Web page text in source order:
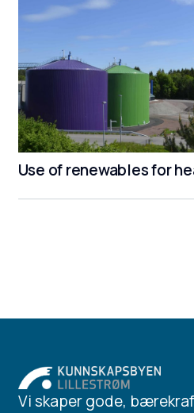
Use of renewables for
Vi skaper gode,